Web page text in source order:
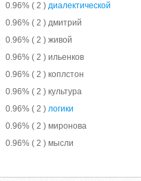
0.96% ( 2 ) диалектической
0.96% ( 2 ) дмитрий
0.96% ( 2 ) живой
0.96% ( 2 ) ильенков
0.96% ( 2 ) коплстон
0.96% ( 2 ) культура
0.96% ( 2 ) логики
0.96% ( 2 ) миронова
0.96% ( 2 ) мысли